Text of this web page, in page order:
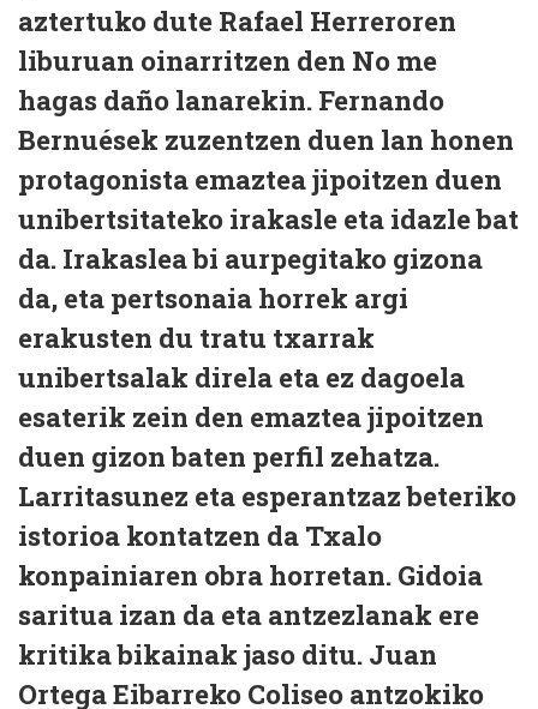
aztertuko dute Rafael Herreroren
liburuan oinarritzen den No me
hagas daño lanarekin. Fernando
Bernuések zuzentzen duen lan honen
protagonista emaztea jipoitzen duen
unibertsitateko irakasle eta idazle bat
da. Irakaslea bi aurpegitako gizona
da, eta pertsonaia horrek argi
erakusten du tratu txarrak
unibertsalak direla eta ez dagoela
esaterik zein den emaztea jipoitzen
duen gizon baten perfil zehatza.
Larritasunez eta esperantzaz beteriko
istorioa kontatzen da Txalo
konpainiaren obra horretan. Gidoia
saritua izan da eta antzezlanak ere
kritika bikainak jaso ditu. Juan
Ortega Eibarreko Coliseo antzokiko